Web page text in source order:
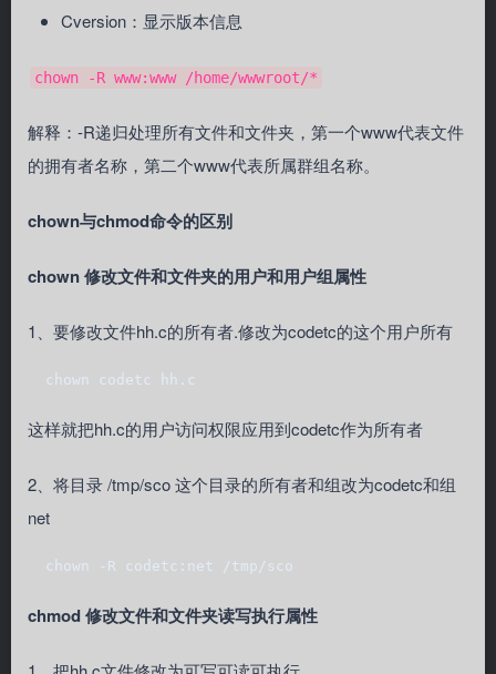
Cversion：显示版本信息
chown -R www:www /home/wwwroot/*
解释：-R递归处理所有文件和文件夹，第一个www代表文件
的拥有者名称，第二个www代表所属群组名称。
chown与chmod命令的区别
chown 修改文件和文件夹的用户和用户组属性
1、要修改文件hh.c的所有者.修改为codetc的这个用户所有
  chown codetc hh.c
这样就把hh.c的用户访问权限应用到codetc作为所有者
2、将目录 /tmp/sco 这个目录的所有者和组改为codetc和组
net
  chown -R codetc:net /tmp/sco
chmod 修改文件和文件夹读写执行属性